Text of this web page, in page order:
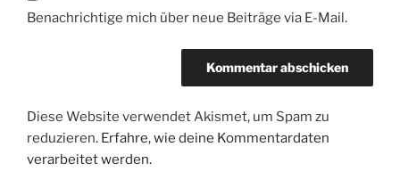
Benachrichtige mich über neue Beiträge via E-Mail.
Diese Website verwendet Akismet, um Spam zu
reduzieren. Erfahre, wie deine Kommentardaten
verarbeitet werden.